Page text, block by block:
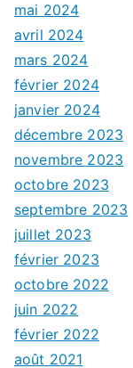
mai 2024
avril 2024
mars 2024
février 2024
janvier 2024
décembre 2023
novembre 2023
octobre 2023
septembre 2023
juillet 2023
février 2023
octobre 2022
juin 2022
février 2022
août 2021